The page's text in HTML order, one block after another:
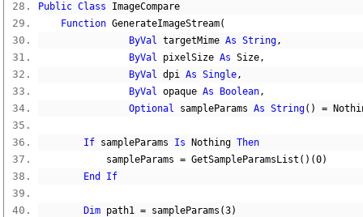
Public Class ImageCompare
Function GenerateImageStream(
ByVal targetMime As String,
ByVal pixelSize As Size,
ByVal dpi As Single,
ByVal opaque As Boolean,
Optional sampleParams As String() =
If sampleParams Is Nothing Then
            sampleParams
= GetSampleParamsList ()(0)
End
If
Dim path1 = sampleParams (3)